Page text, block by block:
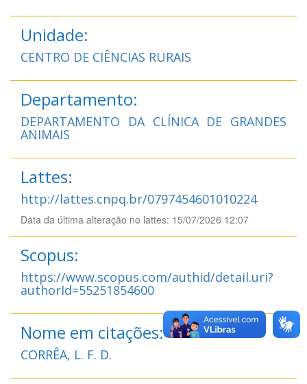
Unidade:
CENTRO DE CIÊNCIAS RURAIS
Departamento:
DEPARTAMENTO DA CLÍNICA DE GRANDES
ANIMAIS
Lattes:
http://lattes.cnpq.br/0797454601010224
Data da última alteração no lattes: 15/07/2026 12:07
Scopus:
https://www.scopus.com/authid/detail.uri?
authorId=55251854600
Nome em citações:
CORRÊA, L. F. D.